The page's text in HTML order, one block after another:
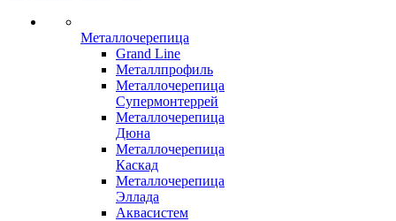
Металлочерепица
Grand Line
Металлпрофиль
Металлочерепица
Супермонтеррей
Металлочерепица
Дюна
Металлочерепица
Каскад
Металлочерепица
Эллада
Аквасистем